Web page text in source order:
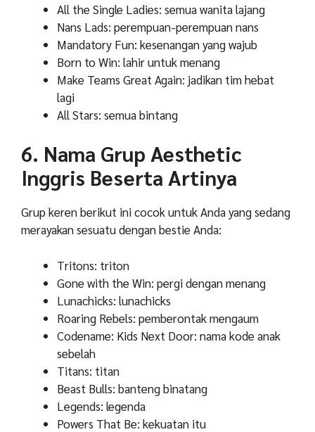
All the Single Ladies: semua wanita lajang
Nans Lads: perempuan-perempuan nans
Mandatory Fun: kesenangan yang wajub
Born to Win: lahir untuk menang
Make Teams Great Again: jadikan tim hebat
lagi
All Stars: semua bintang
6. Nama Grup Aesthetic
Inggris Beserta Artinya
Grup keren berikut ini cocok untuk Anda yang sedang
merayakan sesuatu dengan bestie Anda:
Tritons: triton
Gone with the Win: pergi dengan menang
Lunachicks: lunachicks
Roaring Rebels: pemberontak mengaum
Codename: Kids Next Door: nama kode anak
sebelah
Titans: titan
Beast Bulls: banteng binatang
Legends: legenda
Powers That Be: kekuatan itu